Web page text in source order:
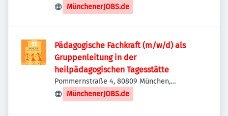
München, Deutschland
MünchenerJOBS.de
Pädagogische Fachkraft (m/w/d) als
Gruppenleitung in der
heilpädagogischen Tagesstätte
Pommernstraße 4, 80809 München,
Deutschland
MünchenerJOBS.de